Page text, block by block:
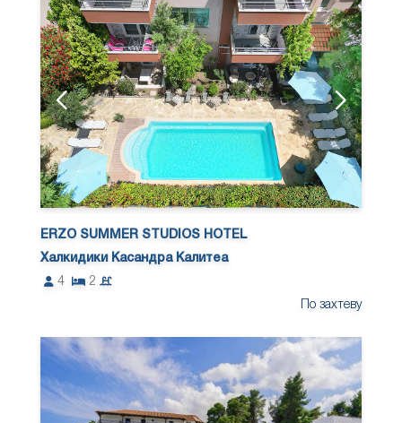
ERZO SUMMER STUDIOS HOTEL
Халкидики Касандра Калитеа
4
2
По захтеву